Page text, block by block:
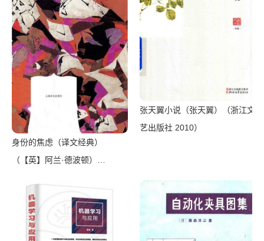
身份的焦虑（译文经典）
（【英】阿兰·德波顿）
Publishing House 2018）
张天翼小说（张天翼）（浙江文
艺出版社 2010）